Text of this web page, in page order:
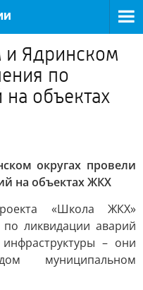
и Ядринском
по
объектах
округах провели
на объектах ЖКХ
«Школа ЖКХ»
ликвидации аварий
– они
муниципальном